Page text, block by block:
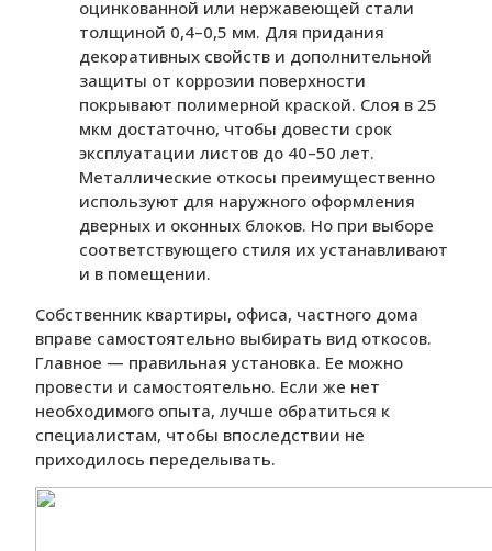
оцинкованной или нержавеющей стали
толщиной 0,4–0,5 мм. Для придания
декоративных свойств и дополнительной
защиты от коррозии поверхности
покрывают полимерной краской. Слоя в 25
мкм достаточно, чтобы довести срок
эксплуатации листов до 40–50 лет.
Металлические откосы преимущественно
используют для наружного оформления
дверных и оконных блоков. Но при выборе
соответствующего стиля их устанавливают
и в помещении.
Собственник квартиры, офиса, частного дома
вправе самостоятельно выбирать вид откосов.
Главное — правильная установка. Ее можно
провести и самостоятельно. Если же нет
необходимого опыта, лучше обратиться к
специалистам, чтобы впоследствии не
приходилось переделывать.